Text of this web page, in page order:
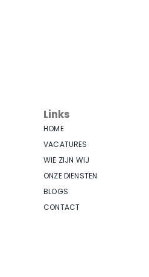
Links
HOME
VACATURES
WIE ZIJN WIJ
ONZE DIENSTEN
BLOGS
CONTACT